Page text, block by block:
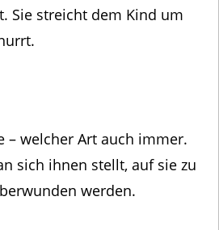
Sie streicht dem Kind um
– welcher Art auch immer.
sich ihnen stellt, auf sie zu
werden.